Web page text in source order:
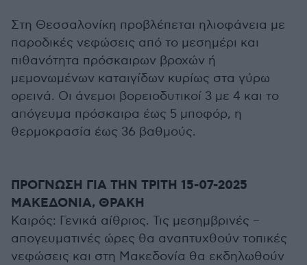
Στη Θεσσαλονίκη προβλέπεται ηλιοφάνεια με
παροδικές νεφώσεις από το μεσημέρι και
πιθανότητα πρόσκαιρων βροχών ή
μεμονωμένων καταιγίδων κυρίως στα γύρω
ορεινά. Οι άνεμοι βορειοδυτικοί 3 με 4 και το
απόγευμα πρόσκαιρα έως 5 μποφόρ, η
θερμοκρασία έως 36 βαθμούς.
ΠΡΟΓΝΩΣΗ ΓΙΑ ΤΗΝ ΤΡΙΤΗ 15-07-2025
ΜΑΚΕΔΟΝΙΑ, ΘΡΑΚΗ
Καιρός: Γενικά αίθριος. Τις μεσημβρινές –
απογευματινές ώρες θα αναπτυχθούν τοπικές
νεφώσεις και στη Μακεδονία θα εκδηλωθούν